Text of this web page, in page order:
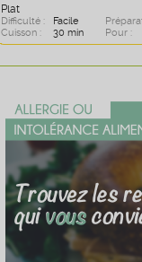
Plat
Difficulté : Facile
Cuisson :
30 min Pour :